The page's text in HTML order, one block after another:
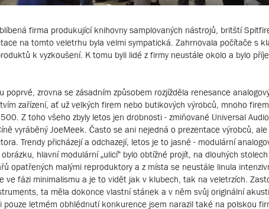
firma produkující knihovny samplovaných nástrojů, britští
na tomto veletrhu byla velmi sympatická. Zahrnovala počítače s
k vyzkoušení. K tomu byli lidé z firmy neustále okolo a bylo
poprvé, zrovna se zásadním způsobem rozjížděla renesance
zařízení, ať už velkých firem nebo butikových výrobců, mnoho
Z toho všeho zbyly letos jen drobnosti - zmiňované Universal
vyráběný JoeMeek. Často se ani nejedná o prezentace výrobců,
Trendy přicházejí a odchazejí, letos je to jasné - modulární
hlavní modulární „ulicí“ bylo obtížné projít, na dlouhých
opatřených malými reproduktory a z místa se neustále linula
ve fázi minimalismu a je to vidět jak v klubech, tak na veletrzích.
ta měla dokonce vlastní stánek a v něm svůj originální
pouze letmém obhlédnutí konkurence jsem narazil také na polskou